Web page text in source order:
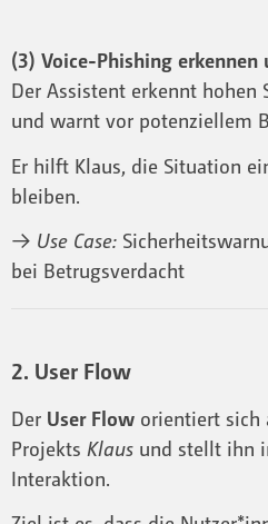
(3) Voice-Phishing erkennen
Der Assistent erkennt hohen
und warnt vor potenziellem
Er hilft Klaus, die Situation
bleiben.
→ Use Case:
bei Betrugsverdacht
2. User Flow
Der User Flow orientiert sich
Projekts Klaus und stellt ihn
Interaktion.